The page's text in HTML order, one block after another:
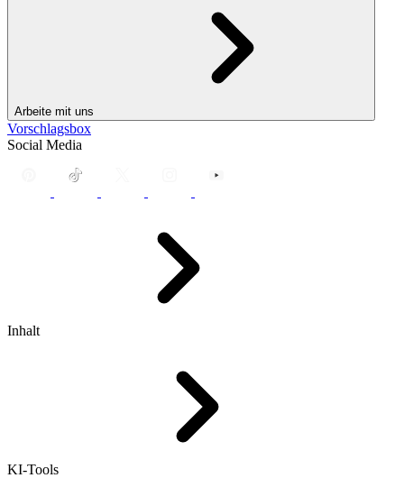
Arbeite mit uns
Vorschlagsbox
Social Media
Inhalt
KI-Tools